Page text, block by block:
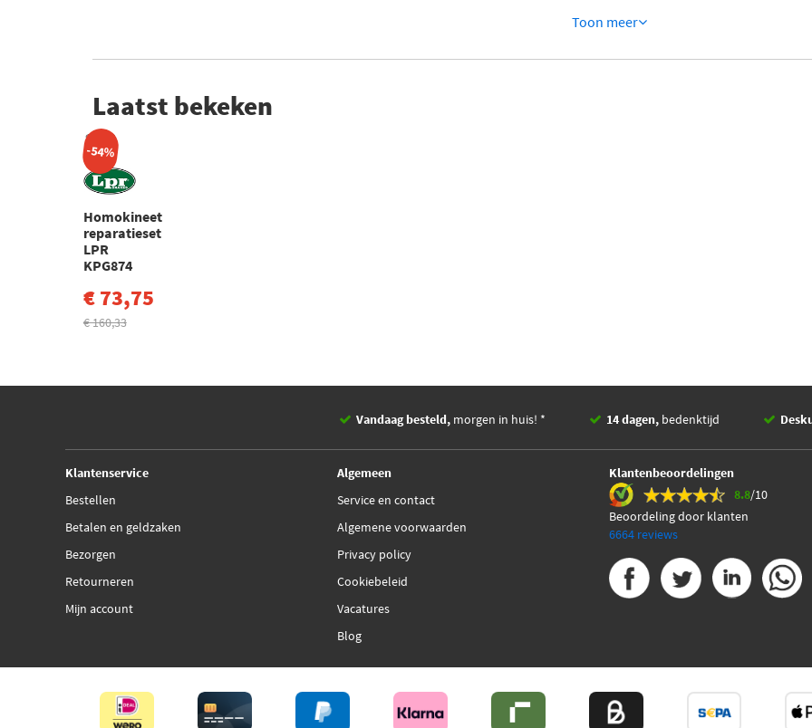
Toon meer
Laatst bekeken
-54%
Homokineet
reparatieset
LPR
KPG874
€ 73,75
€ 160,33
Vandaag besteld, morgen in huis! * 14 dagen, bedenktijd
Klantenservice
Bestellen
Betalen en geldzaken
Bezorgen
Retourneren
Mijn account
Algemeen
Service en contact
Algemene voorwaarden
Privacy policy
Cookiebeleid
Vacatures
Blog
Klantenbeoordelingen
8.8/10
Beoordeling door klanten
6664 reviews